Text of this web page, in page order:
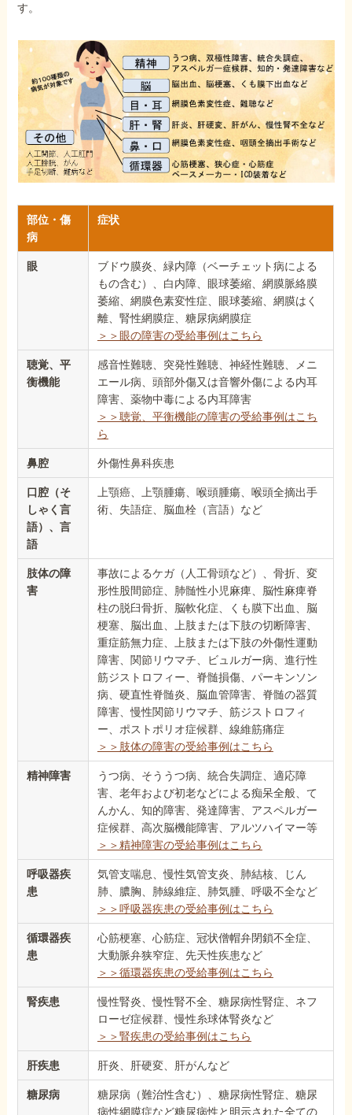
す。
部位・傷
病
症状
眼
ブドウ膜炎、緑内障（ベーチェット病による
もの含む）、白内障、眼球萎縮、網膜脈絡膜
萎縮、網膜色素変性症、眼球萎縮、網膜はく
離、腎性網膜症、糖尿病網膜症
＞＞眼の障害の受給事例はこちら
聴覚、平
衡機能
感音性難聴、突発性難聴、神経性難聴、メニ
エール病、頭部外傷又は音響外傷による内耳
障害、薬物中毒による内耳障害
＞＞聴覚、平衡機能の障害の受給事例はこち
ら
鼻腔 外傷性鼻科疾患
口腔（そ
しゃく言
語）、言
語
上顎癌、上顎腫瘍、喉頭腫瘍、喉頭全摘出手
術、失語症、脳血栓（言語）など
肢体の障
害
事故によるケガ（人工骨頭など）、骨折、変
形性股間節症、肺髄性小児麻痺、脳性麻痺脊
柱の脱臼骨折、脳軟化症、くも膜下出血、脳
梗塞、脳出血、上肢または下肢の切断障害、
重症筋無力症、上肢または下肢の外傷性運動
障害、関節リウマチ、ビュルガー病、進行性
筋ジストロフィー、脊髄損傷、パーキンソン
病、硬直性脊髄炎、脳血管障害、脊髄の器質
障害、慢性関節リウマチ、筋ジストロフィ
ー、ポストポリオ症候群、線維筋痛症
＞＞肢体の障害の受給事例はこちら
精神障害
うつ病、そううつ病、統合失調症、適応障
害、老年および初老などによる痴呆全般、て
んかん、知的障害、発達障害、アスペルガー
症候群、高次脳機能障害、アルツハイマー等
＞＞精神障害の受給事例はこちら
呼吸器疾
患
気管支喘息、慢性気管支炎、肺結核、じん
肺、膿胸、肺線維症、肺気腫、呼吸不全など
＞＞呼吸器疾患の受給事例はこちら
循環器疾
患
心筋梗塞、心筋症、冠状僧帽弁閉鎖不全症、
大動脈弁狭窄症、先天性疾患など
＞＞循環器疾患の受給事例はこちら
腎疾患
慢性腎炎、慢性腎不全、糖尿病性腎症、ネフ
ローゼ症候群、慢性糸球体腎炎など
＞＞腎疾患の受給事例はこちら
肝疾患 肝炎、肝硬変、肝がんなど
糖尿病
糖尿病（難治性含む）、糖尿病性腎症、糖尿
病性網膜症など糖尿病性と明示された全ての